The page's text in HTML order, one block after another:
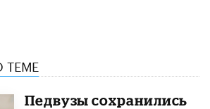
ТЕМЕ
Педвузы сохранились